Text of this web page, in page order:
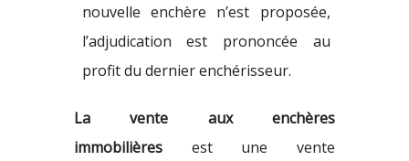
nouvelle enchère n’est proposée,
l’adjudication est prononcée au
profit du dernier enchérisseur.
La vente aux enchères
immobilièresest une vente